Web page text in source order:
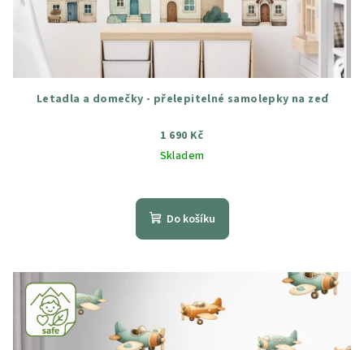
Letadla a domečky - přelepitelné samolepky na zeď
1 690 Kč
Skladem
hodnocení
produktu
hvězdiček.
Do košíku